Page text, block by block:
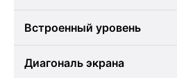
Встроенный уровень
Диагональ экрана